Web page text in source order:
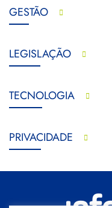
GESTÃO
LEGISLAÇÃO
TECNOLOGIA
PRIVACIDADE